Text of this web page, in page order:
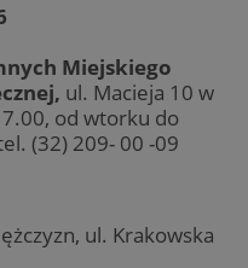
Miejskiego
ul. Macieja 10 w
od wtorku do
(32) 209- 00 -09
ul. Krakowska